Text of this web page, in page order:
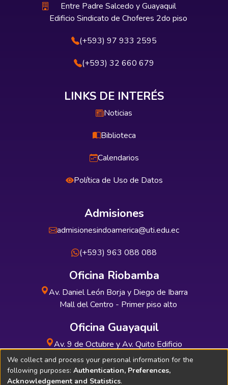
Entre Padre Salcedo y Guayaquil
Edificio Sindicato de Choferes 2do piso
(+593) 97 933 2595
(+593) 32 660 679
LINKS DE INTERÉS
Noticias
Biblioteca
Calendarios
Política de Uso de Datos
Admisiones
admisionesindoamerica@uti.edu.ec
(+593) 963 088 088
Oficina Riobamba
Av. Daniel León Borja y Diego de Ibarra
Mall del Centro - Primer piso alto
Oficina Guayaquil
Av. 9 de Octubre y Av. Quito Edificio
INDUAUTO - Planta baja
We collect and process your personal information for the
following purposes: Authentication, Preferences,
Acknowledgement and Statistics.